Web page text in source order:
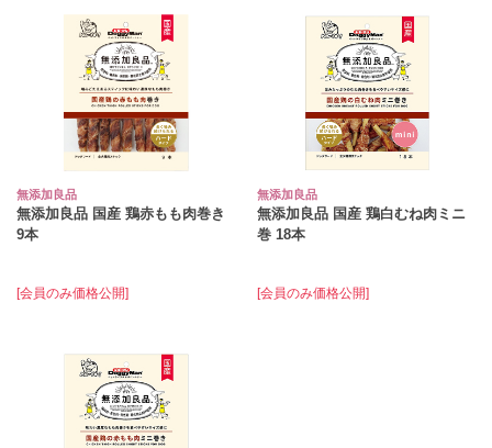
無添加良品
無添加良品 国産 鶏赤もも肉巻き
9本
[会員のみ価格公開]
無添加良品
無添加良品 国産 鶏白むね肉ミニ
巻 18本
[会員のみ価格公開]